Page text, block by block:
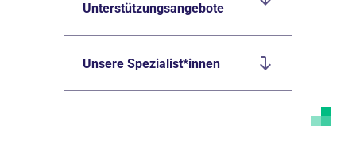
Unterstützungsangebote
Unsere Spezialist*innen